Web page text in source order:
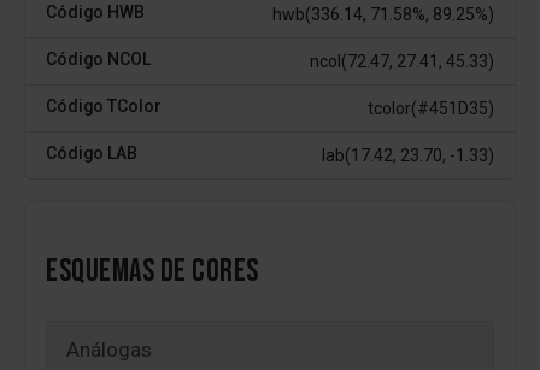
Código HWB hwb(336.14, 71.58%, 89.25%)
Código NCOL ncol(72.47, 27.41, 45.33)
Código TColor tcolor(#451D35)
Código LAB lab(17.42, 23.70, -1.33)
ESQUEMAS DE CORES